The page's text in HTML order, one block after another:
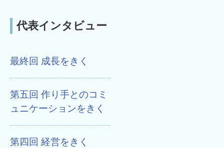
代表インタビュー
最終回 成長をきく
第五回 作り手とのコミ
ュニケーションをきく
第四回 経営をきく